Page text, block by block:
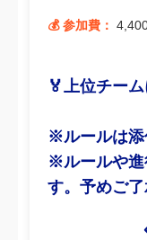
💰 参加費：
🏅上位チー
※ルールは添
※ルールや進
す。予めご了